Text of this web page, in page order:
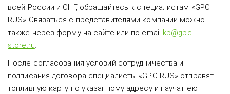
всей России и СНГ, обращайтесь к специалистам «GPC
RUS» Связаться с представителями компании можно
также через форму на сайте или по email kp@gpc-
store.ru.
После согласования условий сотрудничества и
подписания договора специалисты «GPC RUS» отправят
топливную карту по указанному адресу и научат ею